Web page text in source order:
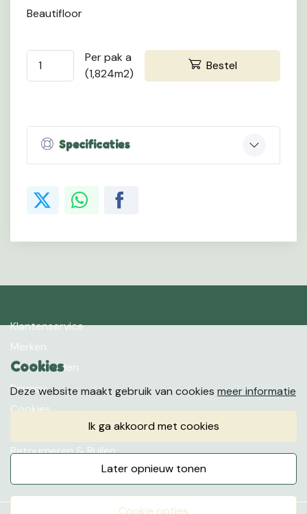
Beautifloor
Per pak a
(1,824m2)
Bestel
Specificaties
Klantenservice
Merken
Voorwaarden
Privacy
Cookies
Retourneren & Ruilen
Cookies
Deze website maakt gebruik van cookies meer informatie
ik ga akkoord met cookies
later opnieuw tonen
cookie opties